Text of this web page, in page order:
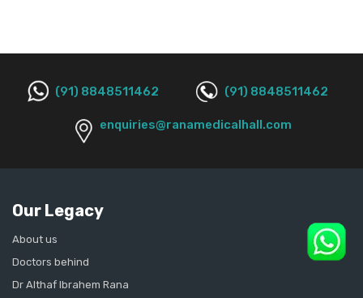
(91) 8848511462 (91) 8848511462
enquiries@ranamedicalhall.com
Our Legacy
About us
Doctors behind
Dr Althaf Ibrahem Rana